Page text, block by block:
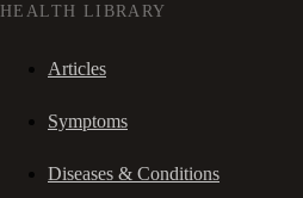
HEALTH LIBRARY
Articles
Symptoms
Diseases & Conditions